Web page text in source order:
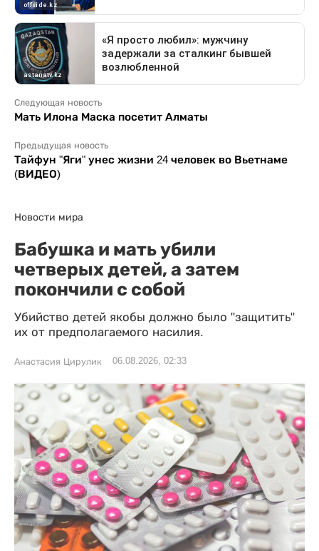
Следующая новость
Мать Илона Маска посетит Алматы
Предыдущая новость
Тайфун "Яги" унес жизни 24 человек во Вьетнаме
(ВИДЕО)
Новости мира
Бабушка и мать убили
четверых детей, а затем
покончили с собой
Убийство детей якобы должно было "защитить"
их от предполагаемого насилия.
Анастасия Цирулик 06.08.2026, 02:33